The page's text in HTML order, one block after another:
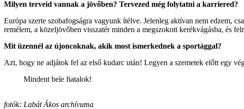
Milyen terveid vannak a jövőben? Tervezed még folytatni a karriered?
Európa szerte szobafogságra vagyunk ítélve. Jelenleg aktívan nem edzem,
remélem, a közeljövőben visszatér minden a megszokott kerékvágásba, és
Mit üzennél az újoncoknak, akik most ismerkednek a sportággal?
Azt, hogy ne adjátok fel az első kudarc után! Legyen a szemetek előtt egy
Mindent bele fiatalok!
fotók: Labát Ákos archívuma